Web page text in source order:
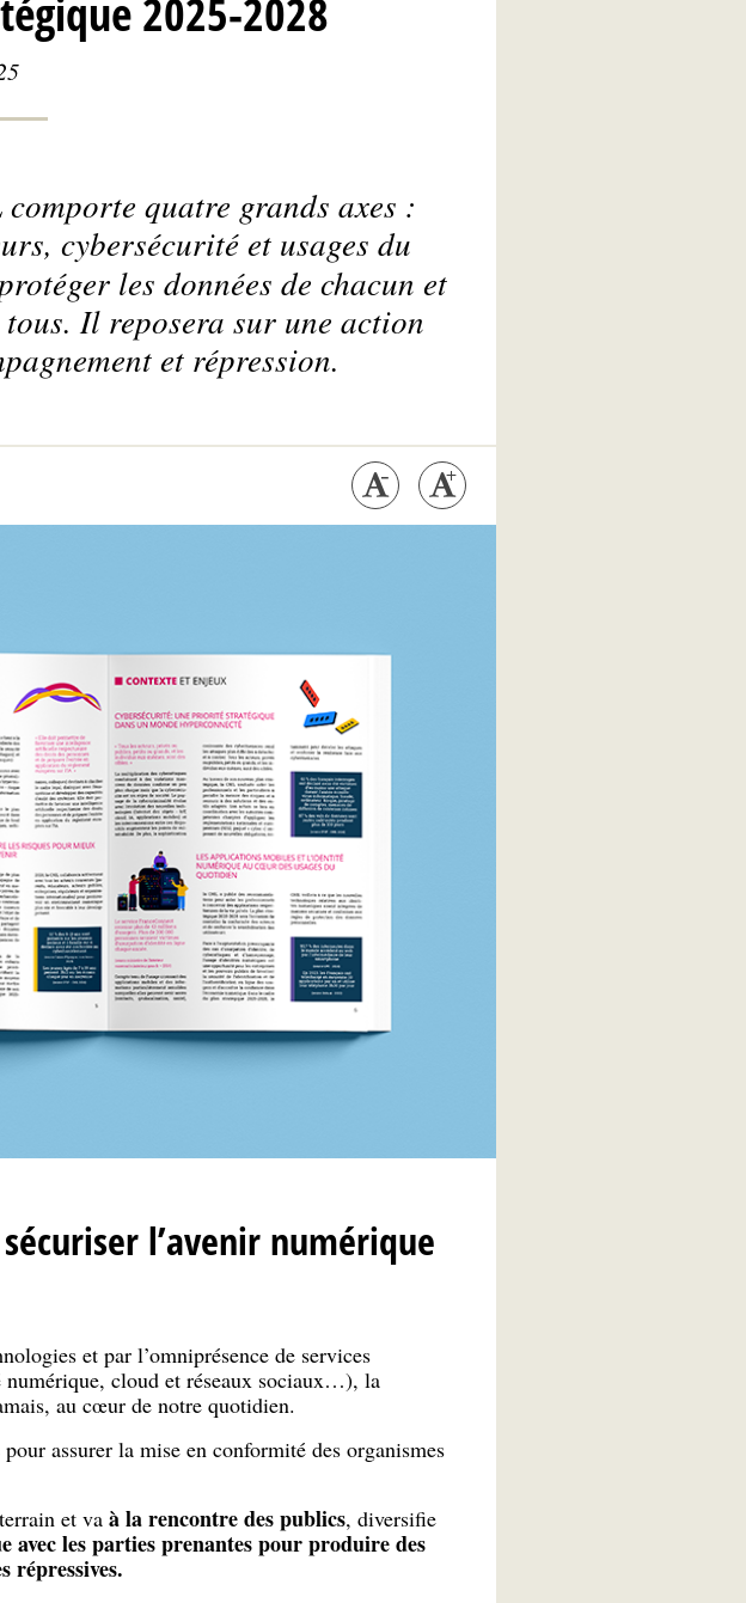
2025-2028
quatre grands axes :
cybersécurité et usages du
les données de chacun et
Il reposera sur une action
et répression.
l’avenir numérique
et par l’omniprésence de services
cloud et réseaux sociaux…), la
au cœur de notre quotidien.
assurer la mise en conformité des organismes
et va à la rencontre des publics, diversifie
avec les parties prenantes pour produire des
répressives.